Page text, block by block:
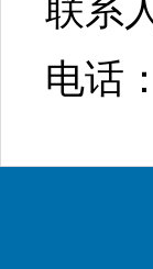
联系
电话：